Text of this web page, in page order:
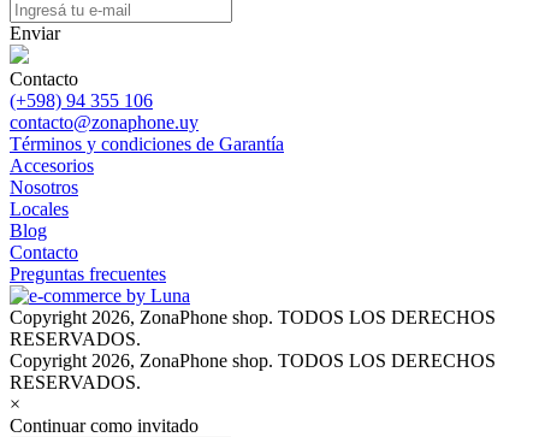
Enviar
Contacto
(+598) 94 355 106
contacto@zonaphone.uy
Términos y condiciones de Garantía
Accesorios
Nosotros
Locales
Blog
Contacto
Preguntas frecuentes
Copyright 2026, ZonaPhone shop. TODOS LOS DERECHOS
RESERVADOS.
Copyright 2026, ZonaPhone shop. TODOS LOS DERECHOS
RESERVADOS.
×
Continuar como invitado